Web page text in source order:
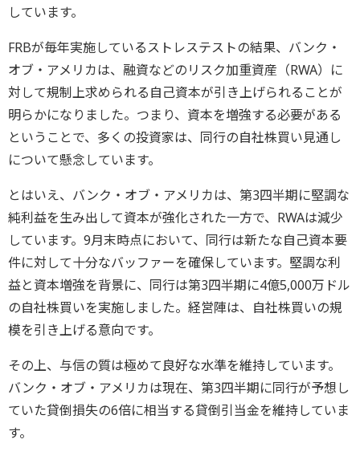
しています。
FRBが毎年実施しているストレステストの結果、バンク・
オブ・アメリカは、融資などのリスク加重資産（RWA）に
対して規制上求められる自己資本が引き上げられることが
明らかになりました。つまり、資本を増強する必要がある
ということで、多くの投資家は、同行の自社株買い見通し
について懸念しています。
とはいえ、バンク・オブ・アメリカは、第3四半期に堅調な
純利益を生み出して資本が強化された一方で、RWAは減少
しています。9月末時点において、同行は新たな自己資本要
件に対して十分なバッファーを確保しています。堅調な利
益と資本増強を背景に、同行は第3四半期に4億5,000万ドル
の自社株買いを実施しました。経営陣は、自社株買いの規
模を引き上げる意向です。
その上、与信の質は極めて良好な水準を維持しています。
バンク・オブ・アメリカは現在、第3四半期に同行が予想し
ていた貸倒損失の6倍に相当する貸倒引当金を維持していま
す。